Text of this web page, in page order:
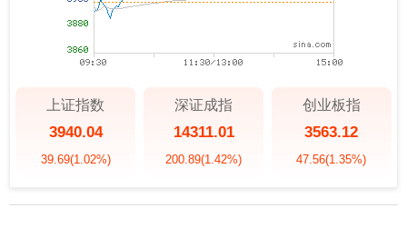
上证指数
3940.04
39.69(1.02%)
深证成指
14311.01
200.89(1.42%)
创业板指
3563.12
47.56(1.35%)